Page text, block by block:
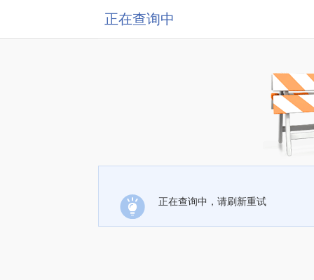
正在查询中
正在查询中，请刷新重试